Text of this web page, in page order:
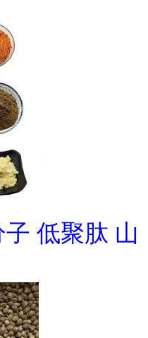
低聚肽 山